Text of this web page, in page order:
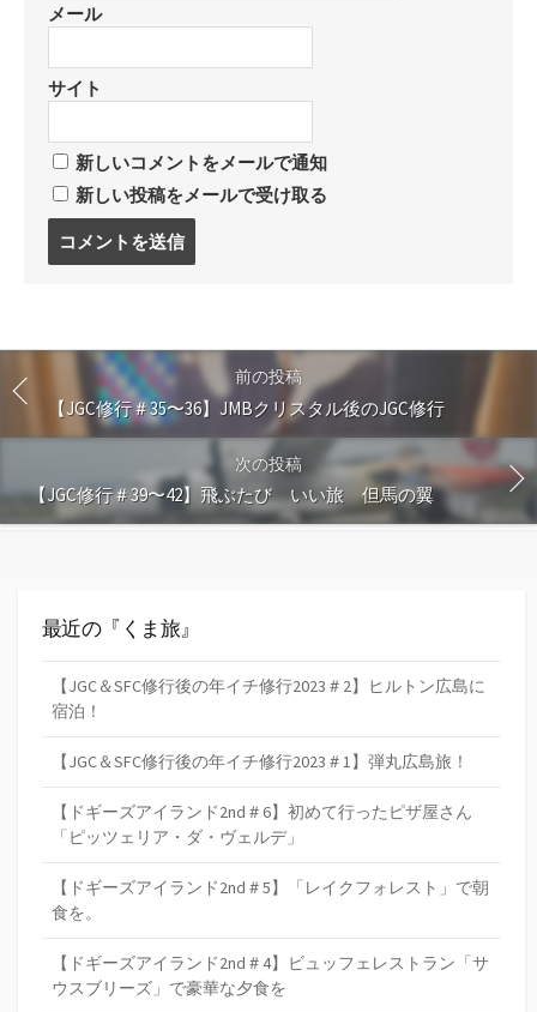
メール
サイト
新しいコメントをメールで通知
新しい投稿をメールで受け取る
る
前の投稿
【JGC修行＃35〜36】JMBクリスタル後のJGC修行
次の投稿
【JGC修行＃39〜42】飛ぶたび いい旅 但馬の翼
最近の『くま旅』
【JGC＆SFC修行後の年イチ修行2023＃2】ヒルトン広島に
宿泊！
【JGC＆SFC修行後の年イチ修行2023＃1】弾丸広島旅！
【ドギーズアイランド2nd＃6】初めて行ったピザ屋さん
「ピッツェリア・ダ・ヴェルデ」
【ドギーズアイランド2nd＃5】「レイクフォレスト」で朝
食を。
【ドギーズアイランド2nd＃4】ビュッフェレストラン「サ
ウスブリーズ」で豪華な夕食を